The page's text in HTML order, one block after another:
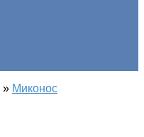
» Миконос